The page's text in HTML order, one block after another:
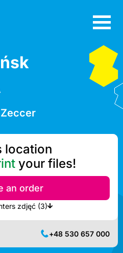
location
your files!
an order
Show nearest available printers zdjęć (3)
+48 530 657 000